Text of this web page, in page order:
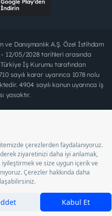
ve Danışmanlık A.Ş. Özel İstihdam
12/05/2028 tarihleri arasında
İş Kurumu tarafından
sayılı karar uyarınca 1078 nolu
4904 sayılı kanun uyarınca iş
yasaktır.